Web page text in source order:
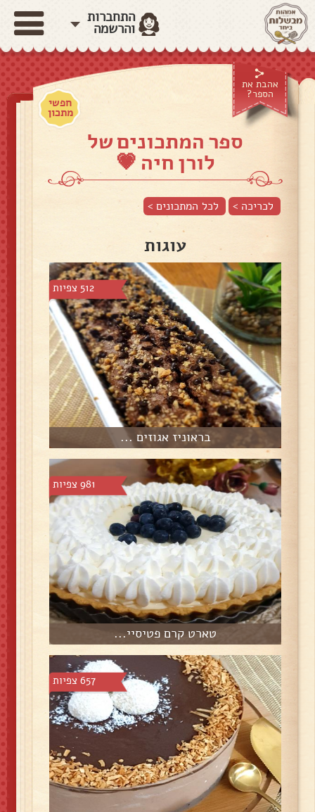
התחברות
והרשמה
אהבת את
הספר?
חפשי
מתכון
ספר המתכונים של
לורן חיה 💗
לכריכה > לכל המתכונים >
עוגות
512 צפיות
בראוניז אגוזים ...
981 צפיות
טארט קרם פטיסיי...
657 צפיות